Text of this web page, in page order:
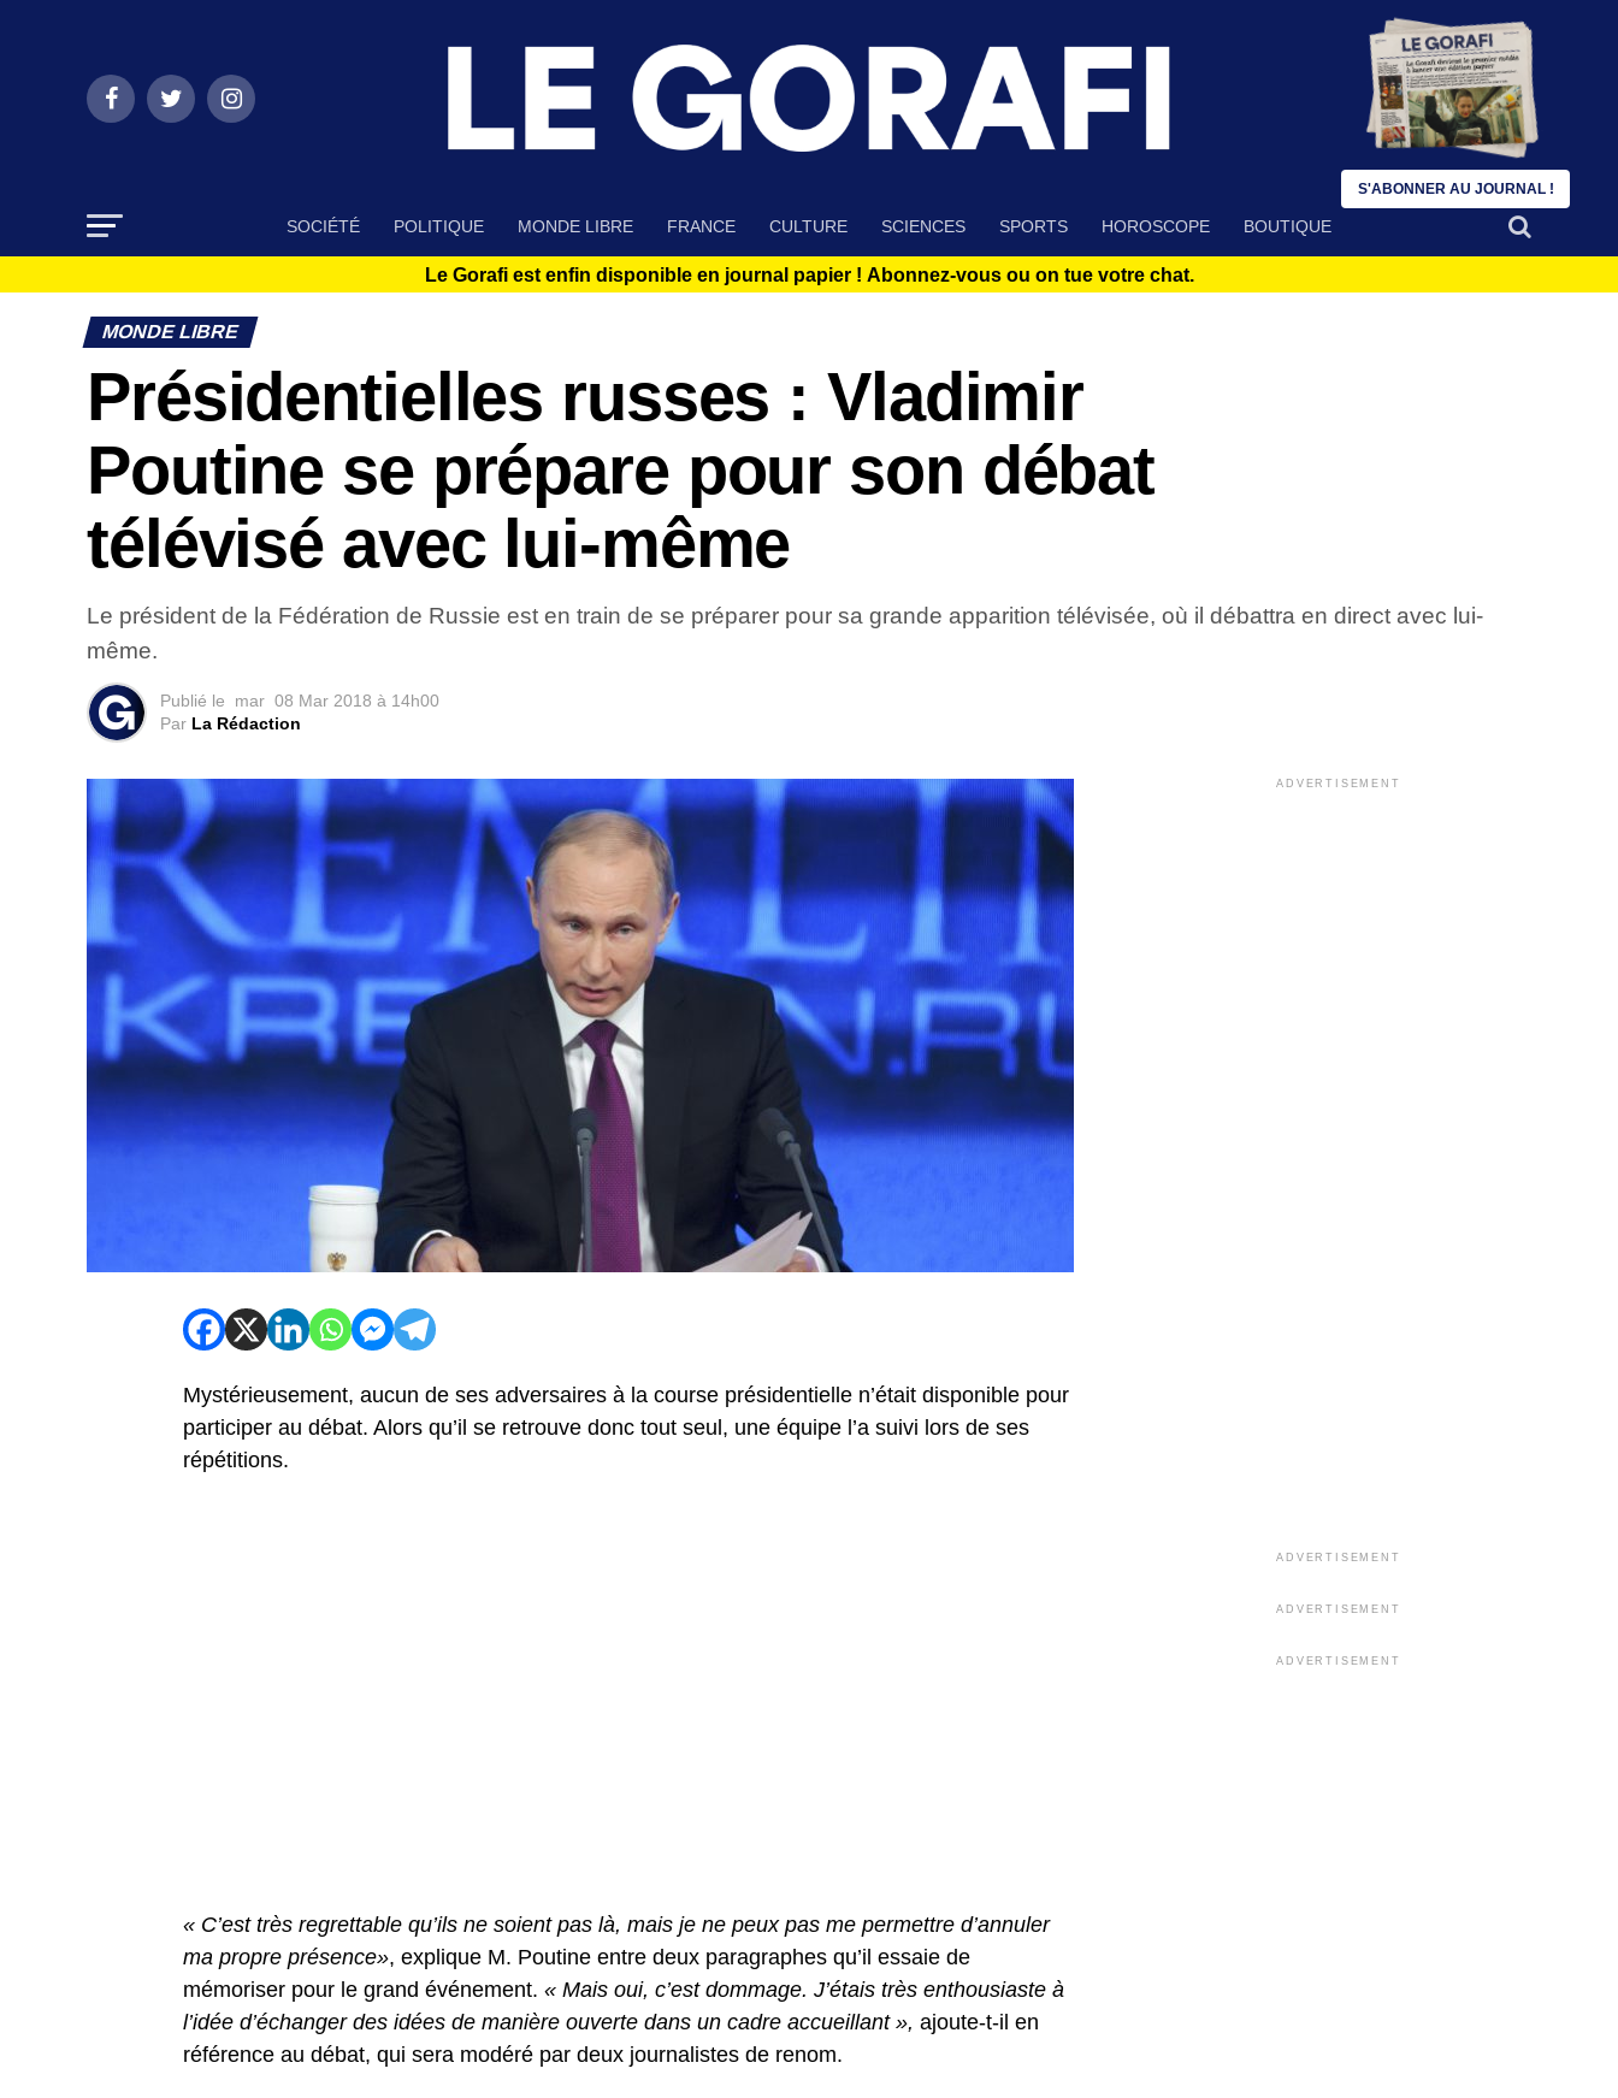
SOCIÉTÉ POLITIQUE MONDE LIBRE FRANCE CULTURE SCIENCES SPORTS HOROSCOPE BOUTIQUE
Le Gorafi est enfin disponible en journal papier ! Abonnez-vous ou on tue votre chat.
MONDE LIBRE
Présidentielles russes : Vladimir
Poutine se prépare pour son débat
télévisé avec lui-même
Le président de la Fédération de Russie est en train de se préparer pour sa grande apparition télévisée, où il débattra en direct avec lui-
même.
Publié le mar 08 Mar 2018 à 14h00
Par La Rédaction
Mystérieusement, aucun de ses adversaires à la course présidentielle n’était disponible pour
participer au débat. Alors qu’il se retrouve donc tout seul, une équipe l’a suivi lors de ses
répétitions.
« C’est très regrettable qu’ils ne soient pas là, mais je ne peux pas me permettre d’annuler
ma propre présence», explique M. Poutine entre deux paragraphes qu’il essaie de
mémoriser pour le grand événement. « Mais oui, c’est dommage. J’étais très enthousiaste à
l’idée d’échanger des idées de manière ouverte dans un cadre accueillant », ajoute-t-il en
référence au débat, qui sera modéré par deux journalistes de renom.
ADVERTISEMENT
ADVERTISEMENT
ADVERTISEMENT
ADVERTISEMENT
S'ABONNER AU JOURNAL !